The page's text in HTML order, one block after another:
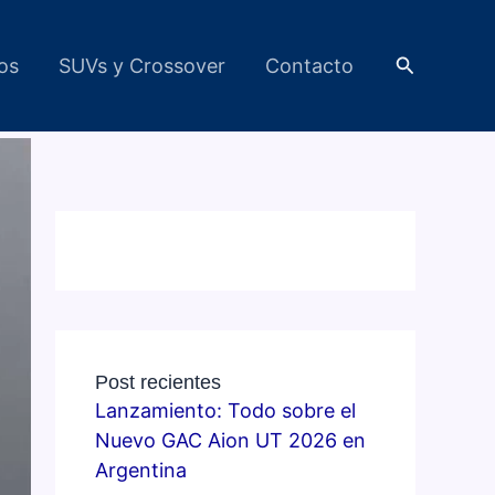
SUVs y Crossover Contacto Buscar
Post recientes
Lanzamiento: Todo sobre el
Nuevo GAC Aion UT 2026 en
Argentina